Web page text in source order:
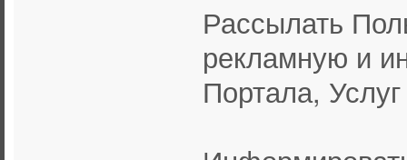
Рассылать
рекламную и
Портала,